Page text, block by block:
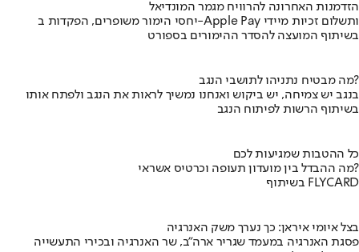
הזדמנות האחרונה להרוויח מגמר המונדיאל
יחסי הימור משופרים, הפקדות ב-Apple Pay ותשלום זכיות מיידי
בשיתוף המועצה להסדר ההימורים בספורט
מה מבטיח נתניהו לתושבי הנגב?
בנגב יש צמיחה, יש ביקוש ואנחנו נמשיך לראות את הנגב ולפתח אותו
בשיתוף הרשות לפיתוח הנגב
כל ההטבות שמגיעות לכם
מה ההבדל בין מועדון תעופה וכרטיס אשראי?
בשיתוף FLYCARD
בצל איומי איראן: כך נערך משק האנרגיה
פסגת האנרגיה במעמד שגריר ארה"ב, שר האנרגיה ובכירי התעשייה